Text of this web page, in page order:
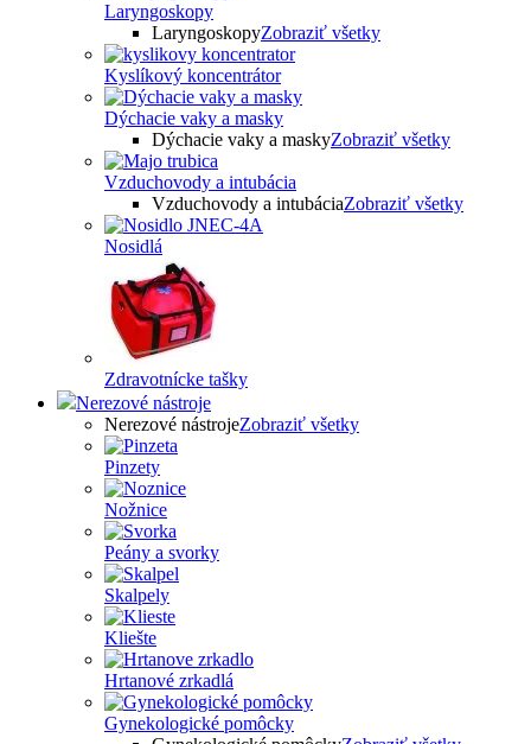
Laryngoskopy
LaryngoskopyZobraziť všetky
Kyslíkový koncentrátor
Dýchacie vaky a masky
Dýchacie vaky a maskyZobraziť všetky
Vzduchovody a intubácia
Vzduchovody a intubáciaZobraziť všetky
Nosidlá
Zdravotnícke tašky
Nerezové nástroje
Nerezové nástrojeZobraziť všetky
Pinzety
Nožnice
Peány a svorky
Skalpely
Kliešte
Hrtanové zrkadlá
Gynekologické pomôcky